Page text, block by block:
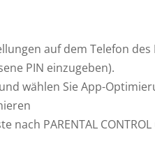
auf dem Telefon
PIN einzugeben).
wählen Sie App-
nach PARENTAL